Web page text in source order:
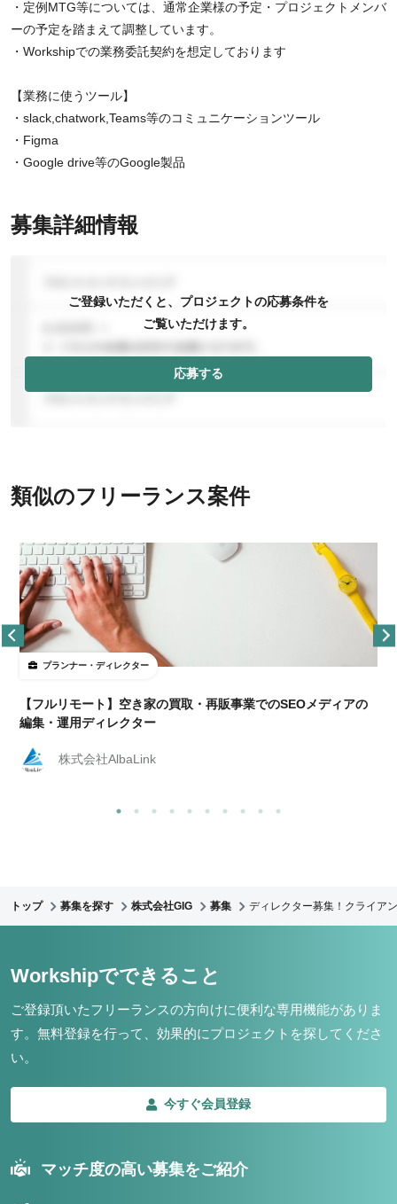
・定例MTG等については、通常企業様の予定・プロジェクトメンバ
ーの予定を踏まえて調整しています。
・Workshipでの業務委託契約を想定しております
【業務に使うツール】
・slack,chatwork,Teams等のコミュニケーションツール
・Figma
・Google drive等のGoogle製品
募集詳細情報
ご登録いただくと、プロジェクトの応募条件を
ご覧いただけます。
応募する
類似のフリーランス案件
プランナー・ディレクター
【フルリモート】空き家の買取・再販事業でのSEOメディアの
編集・運用ディレクター
株式会社AlbaLink
トップ 募集を探す 株式会社GIG 募集 ディレクター募集！クライア
Workshipでできること
ご登録頂いたフリーランスの方向けに便利な専用機能がありま
す。 無料登録を行って、効果的にプロジェクトを探してくださ
い。
今すぐ会員登録
マッチ度の高い募集をご紹介